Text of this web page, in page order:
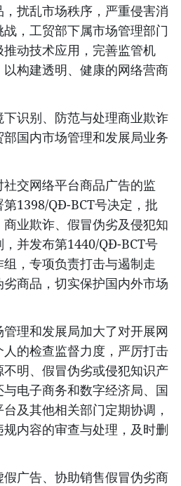
扰乱市场秩序，严重侵害消
，工贸部下属市场管理部门
动技术应用，完善监管机
构建透明、健康的网络营商
识别、防范与处理商业欺诈
国内市场管理和发展局业务
交网络平台商品广告的监
1398/QĐ-BCT号决定，批
业欺诈、假冒伪劣及侵犯知
并发布第1440/QĐ-BCT号
，专项负责打击与遏制走
商品，切实保护国内外市场
理和发展局加大了对开展网
的检查监督力度，严厉打击
明、假冒伪劣或侵犯知识产
电子商务和数字经济局、国
及其他相关部门定期协调，
内容的审查与处理，及时删
广告、协助销售假冒伪劣商